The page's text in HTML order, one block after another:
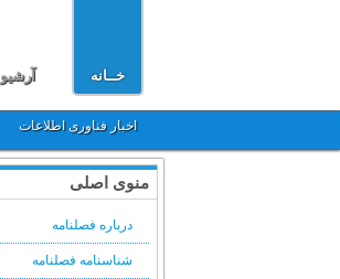
خــانه آرشیو
اخبار فناوری اطلاعات
منوی اصلی
درباره فصلنامه
شناسنامه فصلنامه